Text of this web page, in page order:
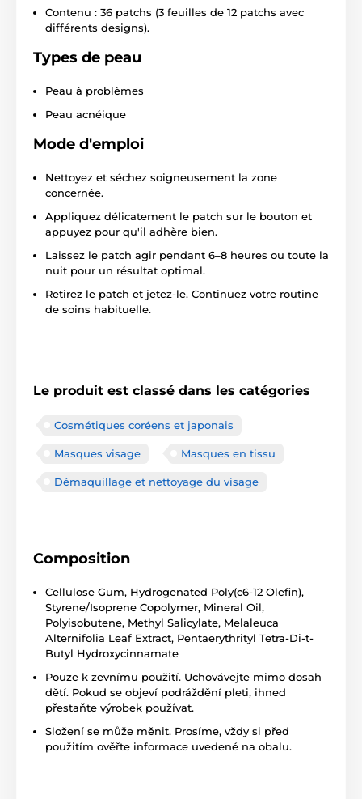
Contenu : 36 patchs (3 feuilles de 12 patchs avec
différents designs).
Types de peau
Peau à problèmes
Peau acnéique
Mode d'emploi
Nettoyez et séchez soigneusement la zone
concernée.
Appliquez délicatement le patch sur le bouton et
appuyez pour qu'il adhère bien.
Laissez le patch agir pendant 6–8 heures ou toute la
nuit pour un résultat optimal.
Retirez le patch et jetez-le. Continuez votre routine
de soins habituelle.
Le produit est classé dans les catégories
Cosmétiques coréens et japonais
Masques visage Masques en tissu
Démaquillage et nettoyage du visage
Composition
Cellulose Gum, Hydrogenated Poly(c6-12 Olefin),
Styrene/Isoprene Copolymer, Mineral Oil,
Polyisobutene, Methyl Salicylate, Melaleuca
Alternifolia Leaf Extract, Pentaerythrityl Tetra-Di-t-
Butyl Hydroxycinnamate
Pouze k zevnímu použití. Uchovávejte mimo dosah
dětí. Pokud se objeví podráždění pleti, ihned
přestaňte výrobek používat.
Složení se může měnit. Prosíme, vždy si před
použitím ověřte informace uvedené na obalu.